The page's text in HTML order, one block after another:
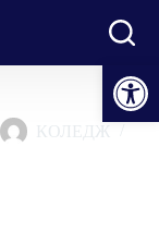
Відкрити Панель інструментів
КОЛЕДЖ